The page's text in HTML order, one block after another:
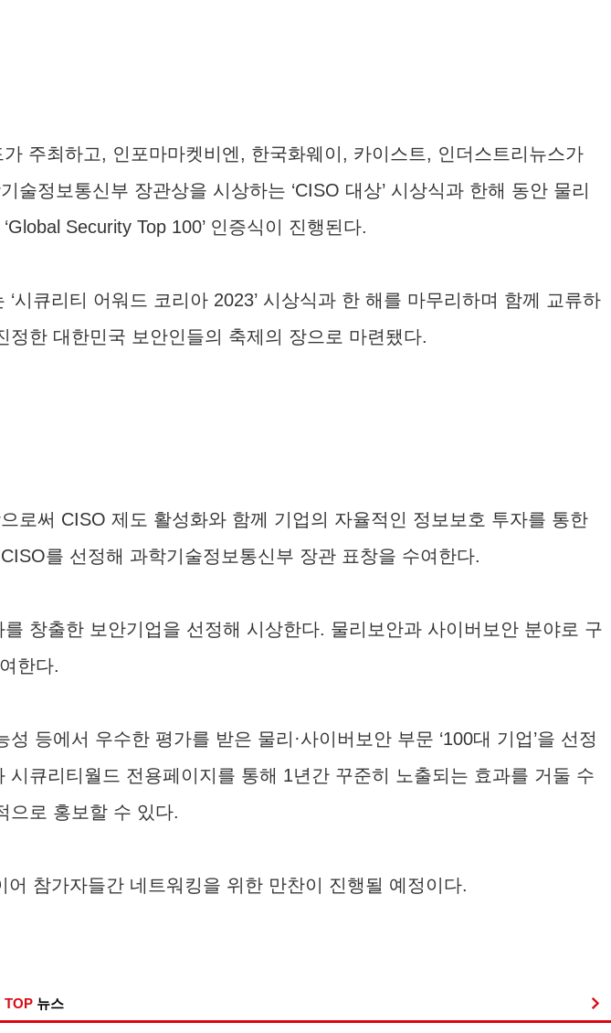
주최하고, 인포마마켓비엔, 한국화웨이, 카이스트, 인더스트리뉴스가
정보통신부 장관상을 시상하는 ‘CISO 대상’ 시상식과 한해 동안 물리
Security Top 100’ 인증식이 진행된다.
큐리티 어워드 코리아 2023’ 시상식과 한 해를 마무리하며 함께 교류하
한 대한민국 보안인들의 축제의 장으로 마련됐다.
로써 CISO 제도 활성화와 함께 기업의 자율적인 정보보호 투자를 통한
를 선정해 과학기술정보통신부 장관 표창을 수여한다.
창출한 보안기업을 선정해 시상한다. 물리보안과 사이버보안 분야로 구
한다.
등에서 우수한 평가를 받은 물리·사이버보안 부문 ‘100대 기업’을 선정
큐리티월드 전용페이지를 통해 1년간 꾸준히 노출되는 효과를 거둘 수
으로 홍보할 수 있다.
참가자들간 네트워킹을 위한 만찬이 진행될 예정이다.
TOP 뉴스